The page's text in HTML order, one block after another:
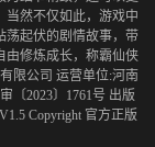
当然不仅如此，游戏中
荡起伏的剧情故事，带
由修炼成长，称霸仙侠
限公司 运营单位:河南
〔2023〕1761号 出版
Copyright 官方正版